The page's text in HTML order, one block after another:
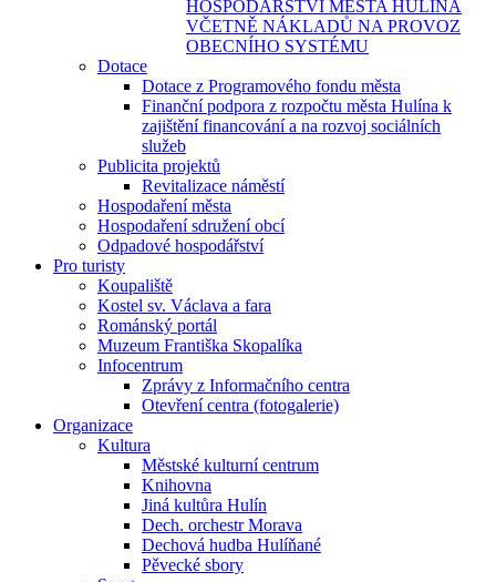
HOSPODÁŘSTVÍ MĚSTA HULÍNA
VČETNĚ NÁKLADŮ NA PROVOZ
OBECNÍHO SYSTÉMU
Dotace
Dotace z Programového fondu města
Finanční podpora z rozpočtu města Hulína k
zajištění financování a na rozvoj sociálních
služeb
Publicita projektů
Revitalizace náměstí
Hospodaření města
Hospodaření sdružení obcí
Odpadové hospodářství
Pro turisty
Koupaliště
Kostel sv. Václava a fara
Románský portál
Muzeum Františka Skopalíka
Infocentrum
Zprávy z Informačního centra
Otevření centra (fotogalerie)
Organizace
Kultura
Městské kulturní centrum
Knihovna
Jiná kultůra Hulín
Dech. orchestr Morava
Dechová hudba Hulíňané
Pěvecké sbory